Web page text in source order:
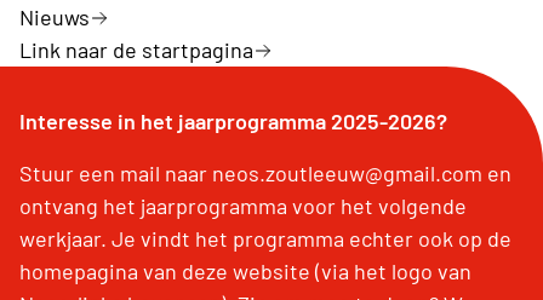
Nieuws
Link naar de startpagina
Interesse in het jaarprogramma 2025-2026?
Stuur een mail naar neos.zoutleeuw@gmail.com en
ontvang het jaarprogramma voor het volgende
werkjaar. Je vindt het programma echter ook op de
homepagina van deze website (via het logo van